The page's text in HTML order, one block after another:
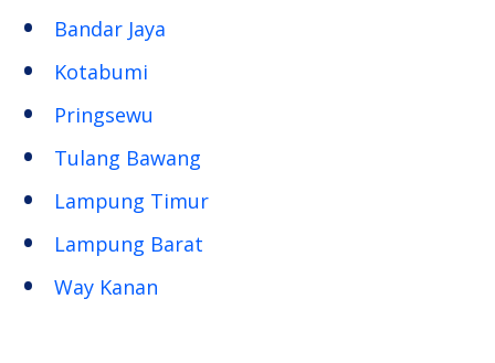
Bandar Jaya
Kotabumi
Pringsewu
Tulang Bawang
Lampung Timur
Lampung Barat
Way Kanan